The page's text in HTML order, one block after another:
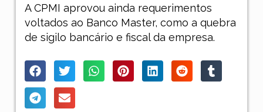
A CPMI aprovou ainda requerimentos
voltados ao Banco Master, como a quebra
de sigilo bancário e fiscal da empresa.